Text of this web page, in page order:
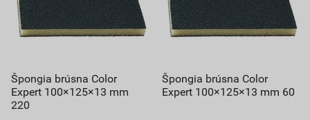
Špongia brúsna Color
Expert 100×125×13 mm
220
Špongia brúsna Color
Expert 100×125×13 mm 60